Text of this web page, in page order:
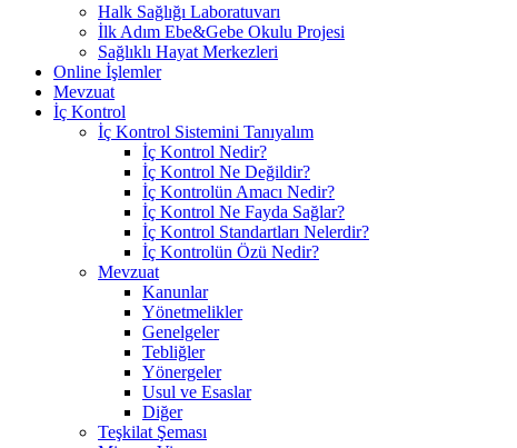
Halk Sağlığı Laboratuvarı
İlk Adım Ebe&Gebe Okulu Projesi
Sağlıklı Hayat Merkezleri
Online İşlemler
Mevzuat
İç Kontrol
İç Kontrol Sistemini Tanıyalım
İç Kontrol Nedir?
İç Kontrol Ne Değildir?
İç Kontrolün Amacı Nedir?
İç Kontrol Ne Fayda Sağlar?
İç Kontrol Standartları Nelerdir?
İç Kontrolün Özü Nedir?
Mevzuat
Kanunlar
Yönetmelikler
Genelgeler
Tebliğler
Yönergeler
Usul ve Esaslar
Diğer
Teşkilat Şeması